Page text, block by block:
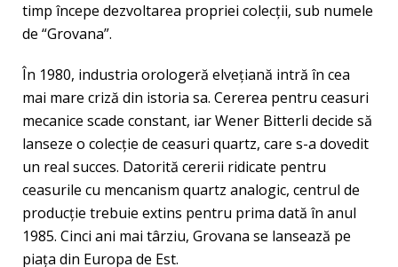
timp începe dezvoltarea propriei colecţii, sub numele
de “Grovana”.
În 1980, industria orologeră elveţiană intră în cea
mai mare criză din istoria sa. Cererea pentru ceasuri
mecanice scade constant, iar Wener Bitterli decide să
lanseze o colecţie de ceasuri quartz, care s-a dovedit
un real succes. Datorită cererii ridicate pentru
ceasurile cu mencanism quartz analogic, centrul de
producţie trebuie extins pentru prima dată în anul
1985. Cinci ani mai târziu, Grovana se lansează pe
piaţa din Europa de Est.